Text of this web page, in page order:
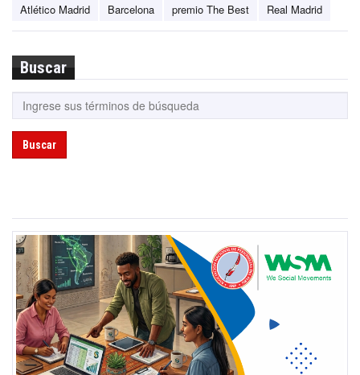
Atlético Madrid Barcelona premio The Best Real Madrid
Buscar
Buscar